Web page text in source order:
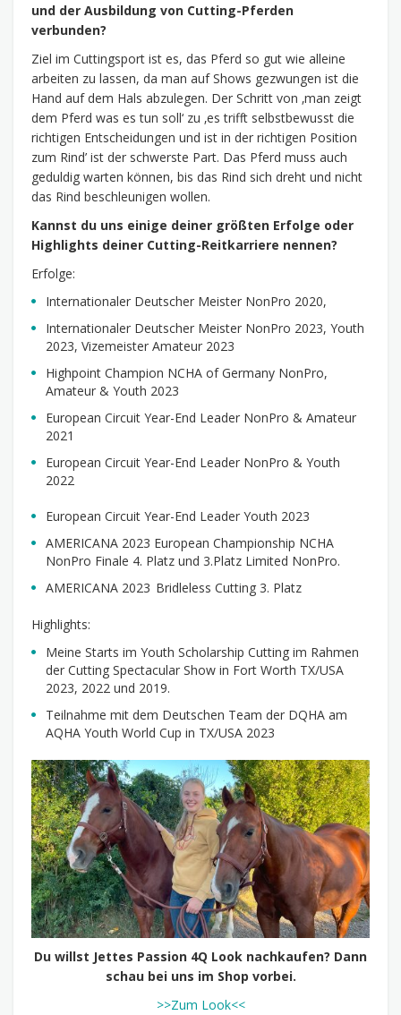
und der Ausbildung von Cutting-Pferden
verbunden?
Ziel im Cuttingsport ist es, das Pferd so gut wie alleine
arbeiten zu lassen, da man auf Shows gezwungen ist die
Hand auf dem Hals abzulegen. Der Schritt von ‚man zeigt
dem Pferd was es tun soll‘ zu ‚es trifft selbstbewusst die
richtigen Entscheidungen und ist in der richtigen Position
zum Rind’ ist der schwerste Part. Das Pferd muss auch
geduldig warten können, bis das Rind sich dreht und nicht
das Rind beschleunigen wollen.
Kannst du uns einige deiner größten Erfolge oder
Highlights deiner Cutting-Reitkarriere nennen?
Erfolge:
Internationaler Deutscher Meister NonPro 2020,
Internationaler Deutscher Meister NonPro 2023, Youth
2023, Vizemeister Amateur 2023
Highpoint Champion NCHA of Germany NonPro,
Amateur & Youth 2023
European Circuit Year-End Leader NonPro & Amateur
2021
European Circuit Year-End Leader NonPro & Youth
2022
European Circuit Year-End Leader Youth 2023
AMERICANA 2023 European Championship NCHA
NonPro Finale 4. Platz und 3.Platz Limited NonPro.
AMERICANA 2023 Bridleless Cutting 3. Platz
Highlights:
Meine Starts im Youth Scholarship Cutting im Rahmen
der Cutting Spectacular Show in Fort Worth TX/USA
2023, 2022 und 2019.
Teilnahme mit dem Deutschen Team der DQHA am
AQHA Youth World Cup in TX/USA 2023
Du willst Jettes Passion 4Q Look nachkaufen? Dann
schau bei uns im Shop vorbei.
>>Zum Look<<